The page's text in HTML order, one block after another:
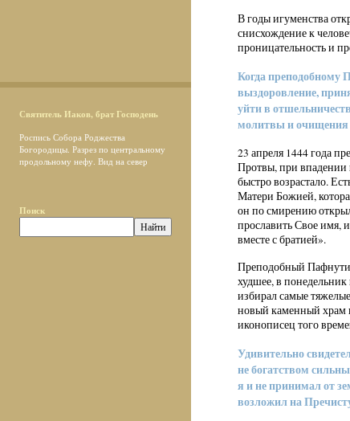
Святитель Иаков, брат Господень
Роспись Собора Роджества
Богородицы. Разрез по центральному
продольному нефу. Вид на север
Поиск
В годы игуменства
снисхождение к
проницательность и
Когда преподобному
выздоровление,
уйти в
молитвы и
23 апреля 1444 года
Протвы, при впадении
быстро возрастало.
Матери Божией,
он по смирению
прославить Свое имя,
вместе с братией».
Преподобный
худшее, в
избирал самые
новый каменный храм
иконописец того
Удивительно
не богатством
я и не принимал от
возложил на